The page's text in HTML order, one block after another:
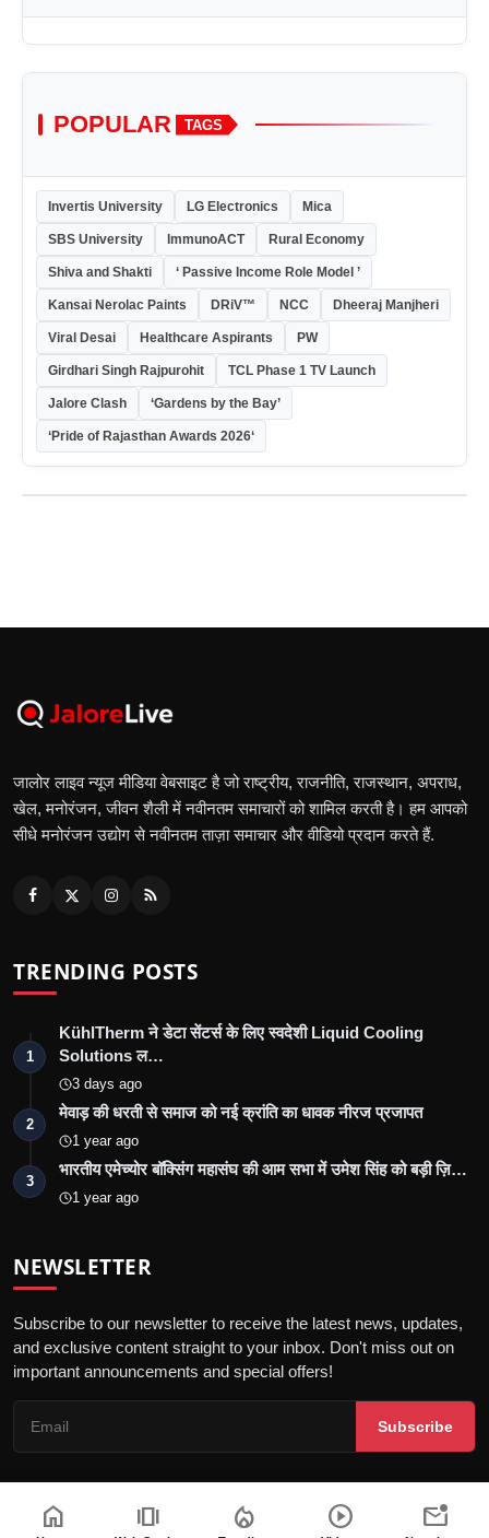
POPULAR TAGS
Invertis University LG Electronics Mica
SBS University ImmunoACT Rural Economy
Shiva and Shakti ‘ Passive Income Role Model ’
Kansai Nerolac Paints DRiV™ NCC Dheeraj Manjheri
Viral Desai Healthcare Aspirants PW
Girdhari Singh Rajpurohit TCL Phase 1 TV Launch
Jalore Clash ‘Gardens by the Bay’
‘Pride of Rajasthan Awards 2026‘
जालोर लाइव न्यूज मीडिया वेबसाइट है जो राष्ट्रीय, राजनीति, राजस्थान, अपराध,
खेल, मनोरंजन, जीवन शैली में नवीनतम समाचारों को शामिल करती है। हम आपको
सीधे मनोरंजन उद्योग से नवीनतम ताज़ा समाचार और वीडियो प्रदान करते हैं.
TRENDING POSTS
1
KühlTherm ने डेटा सेंटर्स के लिए स्वदेशी Liquid Cooling
Solutions ल…
3 days ago
2
मेवाड़ की धरती से समाज को नई क्रांति का धावक नीरज प्रजापत
1 year ago
3
भारतीय एमेच्योर बॉक्सिंग महासंघ की आम सभा में उमेश सिंह को बड़ी ज़ि…
1 year ago
NEWSLETTER
Subscribe to our newsletter to receive the latest news, updates,
and exclusive content straight to your inbox. Don't miss out on
important announcements and special offers!
Subscribe
home amp_stories local_fire_department play_circle mark_email_unread